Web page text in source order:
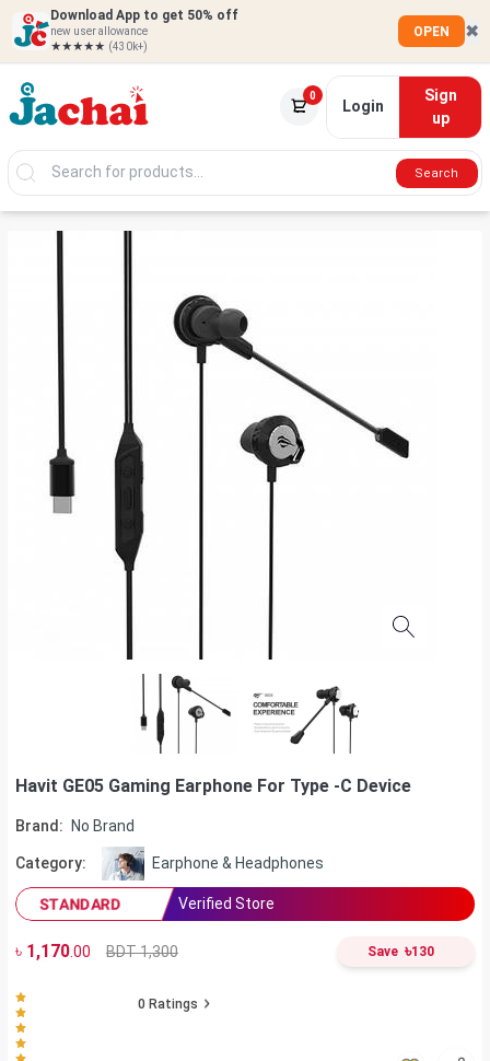
Download App to get 50% off
new user allowance
★★★★★ (430k+)
OPEN ✖
0
Login
Sign
up
Search
Havit GE05 Gaming Earphone For Type -C Device
Brand: No Brand
Category: Earphone & Headphones
STANDARD Verified Store
৳ 1,170.00 BDT 1,300 Save ৳130
0 Ratings